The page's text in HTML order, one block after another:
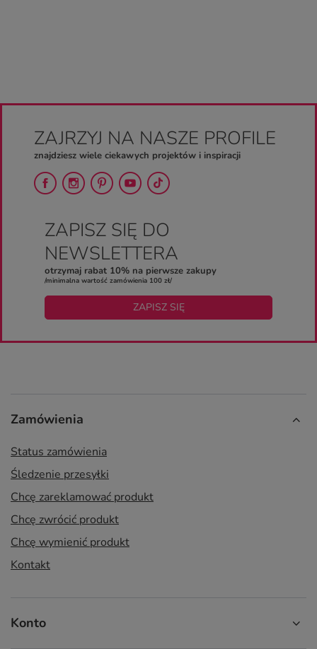
ZAJRZYJ NA NASZE PROFILE
znajdziesz wiele ciekawych projektów i inspiracji
ZAPISZ SIĘ DO
NEWSLETTERA
otrzymaj rabat 10% na pierwsze zakupy
/minimalna wartość zamówienia 100 zł/
ZAPISZ SIĘ
Zamówienia
Status zamówienia
Śledzenie przesyłki
Chcę zareklamować produkt
Chcę zwrócić produkt
Chcę wymienić produkt
Kontakt
Konto